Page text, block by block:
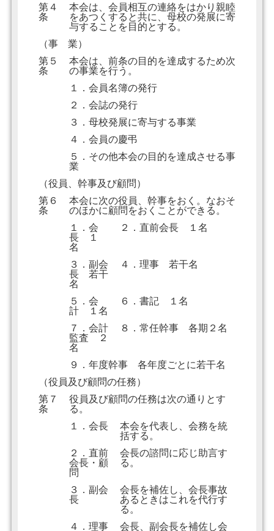
第４
条
本会は、会員相互の連絡をはかり親睦
をあつくすると共に、母校の発展に寄
与することを目的とする。
（事 業）
第５
条
本会は、前条の目的を達成するため次
の事業を行う。
１．会員名簿の発行
２．会誌の発行
３．母校発展に寄与する事業
４．会員の慶弔
５．その他本会の目的を達成させる事
業
（役員、幹事及び顧問）
第６
条
本会に次の役員、幹事をおく。なおそ
のほかに顧問をおくことができる。
１．会
長 １
名
２．直前会長 １名
３．副会
長 若干
名
４．理事 若干名
５．会
計 １名
６．書記 １名
７．会計
監査 ２
名
８．常任幹事 各期２名
９．年度幹事 各年度ごとに若干名
（役員及び顧問の任務）
第７
条
役員及び顧問の任務は次の通りとす
る。
１．会長
本会を代表し、会務を統
括する。
２．直前
会長・顧
問
会長の諮問に応じ助言す
る。
３．副会
長
会長を補佐し、会長事故
あるときはこれを代行す
る。
４．理事
会長、副会長を補佐し会